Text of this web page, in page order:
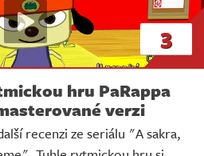
3
hru PaRappa
verzi
recenzi ze seriálu "A sakra,